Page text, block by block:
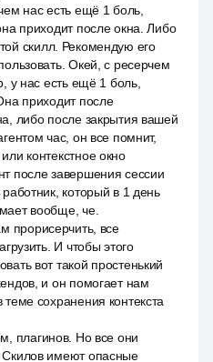
нас есть ещё 1 боль,
приходит после окна. Либо
скилл. Рекомендую его
Окей, с ресерчем
у нас есть ещё 1 боль,
приходит после
либо после закрытия вашей
час, он все помнит,
контекстное окно
после завершения сессии
который в 1 день
вообще, че.
прорисерчить, все
И чтобы этого
вот такой простенький
и он помогает нам
сохранения контекста
плагинов. Но все они
Скилов имеют опасные